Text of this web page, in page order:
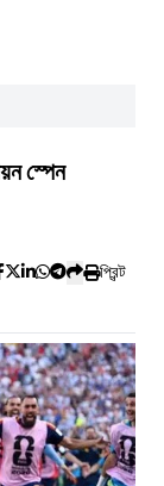
স্পেন
প্রিন্ট